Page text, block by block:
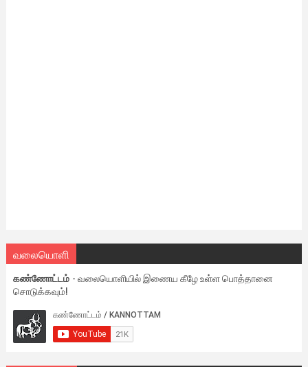
வலையொளி
கண்ணோட்டம் - வலையொளியில் இணைய கீழே உள்ள பொத்தானை
சொடுக்கவும்!